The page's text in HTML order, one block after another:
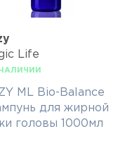
Life
ML Bio-Balance
для жирной
головы 1000мл